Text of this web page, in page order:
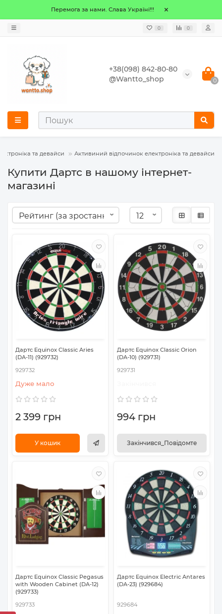
Перемога за нами. Слава Україні!!!
0 0
+38(098) 842-80-80
@Wantto_shop
0
та девайси Активиний відпочинок електроніка та девайси
Купити Дартс в нашому інтернет-
магазині
Дартс Equinox Classic Aries
(DA-11) (929732)
929732
Дуже мало
2 399 грн
У кошик
Дартс Equinox Classic Orion
(DA-10) (929731)
929731
994 грн
Закінчився_Повідомте
Дартс Equinox Classic Pegasus
with Wooden Cabinet (DA-12)
(929733)
929733
Дартс Equinox Electric Antares
(DA-23) (929684)
929684